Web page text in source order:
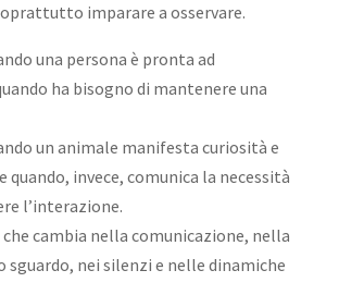
imparare a osservare.
una persona è pronta ad
ha bisogno di mantenere una
un animale manifesta curiosità e
invece, comunica la necessità
l’interazione.
che cambia nella comunicazione, nella
sguardo, nei silenzi e nelle dinamiche